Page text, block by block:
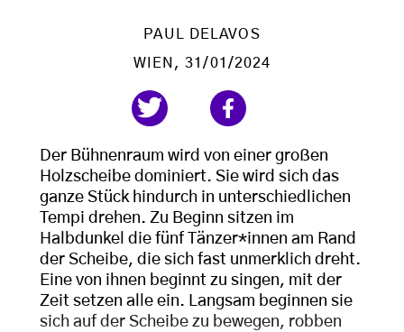
PAUL DELAVOS
WIEN , 31/01/2024
Der Bühnenraum wird von einer großen
Holzscheibe dominiert. Sie wird sich das
ganze Stück hindurch in unterschiedlichen
Tempi drehen. Zu Beginn sitzen im
Halbdunkel die fünf Tänzer*innen am Rand
der Scheibe, die sich fast unmerklich dreht.
Eine von ihnen beginnt zu singen, mit der
Zeit setzen alle ein. Langsam beginnen sie
sich auf der Scheibe zu bewegen, robben